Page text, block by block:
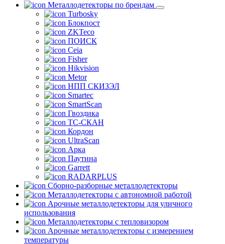
Металлодетекторы по брендам
Turbosky
Блокпост
ZKTeco
ПОИСК
Ceia
Fisher
Hikvision
Metor
НПП СКИЗЭЛ
Smartec
SmartScan
Гвоздика
ТС-СКАН
Кордон
UltraScan
Арка
Паутина
Garrett
RADARPLUS
Сборно-разборные металлодетекторы
Металлодетекторы с автономной работой
Арочные металлодетекторы для уличного
использования
Металлодетекторы с тепловизором
Арочные металлодетекторы с измерением
температуры